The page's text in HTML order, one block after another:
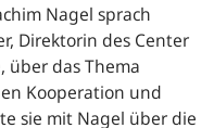
Nagel sprach
Direktorin des Center
, über das Thema
Kooperation und
sie mit Nagel über die